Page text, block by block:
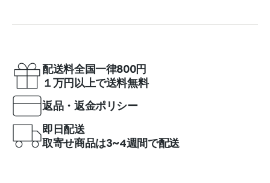
配送料全国一律800円
１万円以上で送料無料
返品・返金ポリシー
即日配送
取寄せ商品は3~4週間で配送